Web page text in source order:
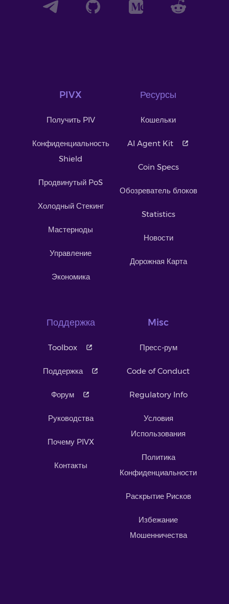
PIVX
Получить PIV
Конфиденциальность
Shield
Продвинутый PoS
Холодный Стекинг
Мастерноды
Управление
Экономика
Ресурсы
Кошельки
AI Agent Kit
Coin Specs
Обозреватель блоков
Statistics
Новости
Дорожная Карта
Поддержка
Toolbox
Поддержка
Форум
Руководства
Почему PIVX
Контакты
Misc
Пресс-рум
Code of Conduct
Regulatory Info
Условия
Использования
Политика
Конфиденциальности
Раскрытие Рисков
Избежание
Мошенничества